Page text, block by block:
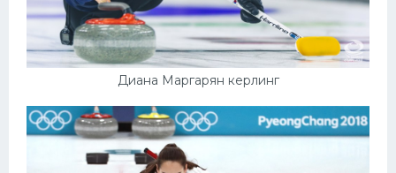
Диана Маргарян керлинг